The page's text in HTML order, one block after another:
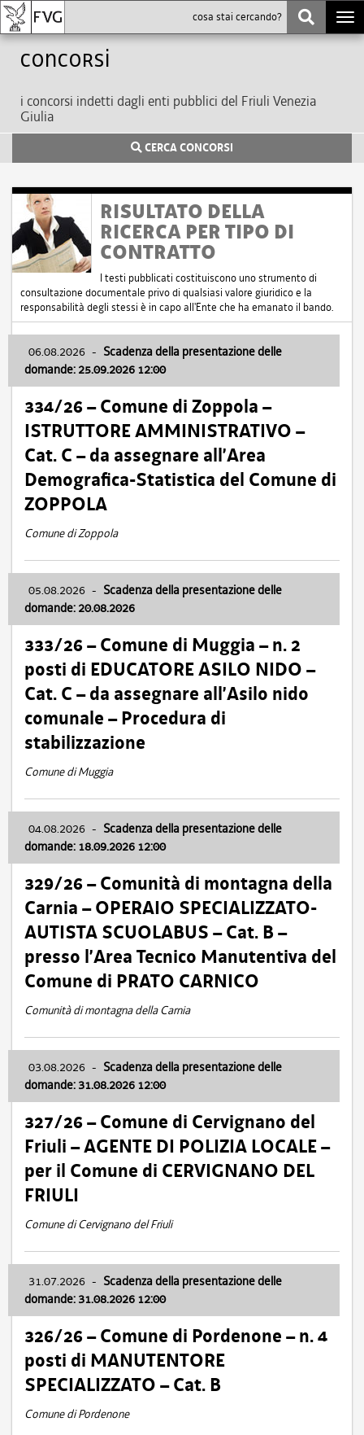
Concorsi
i concorsi indetti dagli enti pubblici del Friuli Venezia
Giulia
CERCA CONCORSI
RISULTATO DELLA
RICERCA PER TIPO DI
CONTRATTO
I testi pubblicati costituiscono uno strumento di
consultazione documentale privo di qualsiasi valore giuridico e la
responsabilità degli stessi è in capo all'Ente che ha emanato il bando.
06.08.2026 - Scadenza della presentazione delle
domande: 25.09.2026 12:00
334/26 – Comune di Zoppola –
ISTRUTTORE AMMINISTRATIVO –
Cat. C – da assegnare all’Area
Demografica-Statistica del Comune di
ZOPPOLA
Comune di Zoppola
05.08.2026 - Scadenza della presentazione delle
domande: 20.08.2026
333/26 – Comune di Muggia – n. 2
posti di EDUCATORE ASILO NIDO –
Cat. C – da assegnare all’Asilo nido
comunale – Procedura di
stabilizzazione
Comune di Muggia
04.08.2026 - Scadenza della presentazione delle
domande: 18.09.2026 12:00
329/26 – Comunità di montagna della
Carnia – OPERAIO SPECIALIZZATO-
AUTISTA SCUOLABUS – Cat. B –
presso l’Area Tecnico Manutentiva del
Comune di PRATO CARNICO
Comunità di montagna della Carnia
03.08.2026 - Scadenza della presentazione delle
domande: 31.08.2026 12:00
327/26 – Comune di Cervignano del
Friuli – AGENTE DI POLIZIA LOCALE –
per il Comune di CERVIGNANO DEL
FRIULI
Comune di Cervignano del Friuli
31.07.2026 - Scadenza della presentazione delle
domande: 31.08.2026 12:00
326/26 – Comune di Pordenone – n. 4
posti di MANUTENTORE
SPECIALIZZATO – Cat. B
Comune di Pordenone